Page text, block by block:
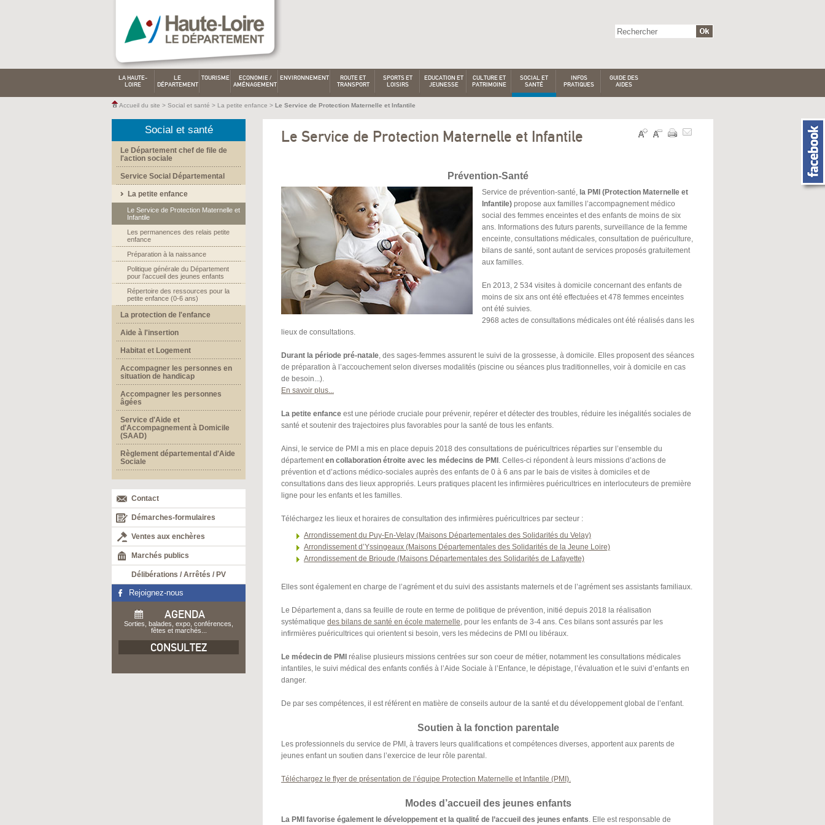
LA HAUTE-
LOIRE
LE
DÉPARTEMENT
TOURISME
ECONOMIE /
AMÉNAGEMENT
ENVIRONNEMENT
ROUTE ET
TRANSPORT
SPORTS ET
LOISIRS
EDUCATION ET
JEUNESSE
CULTURE ET
PATRIMOINE
SOCIAL ET
SANTÉ
INFOS
PRATIQUES
GUIDE DES
AIDES
Accueil du site > Social et santé > La petite enfance > Le Service de Protection Maternelle et Infantile
Social et santé
Le Département chef de file de
l'action sociale
Service Social Départemental
La petite enfance
Le Service de Protection Maternelle et
Infantile
Les permanences des relais petite
enfance
Préparation à la naissance
Politique générale du Département
pour l’accueil des jeunes enfants
Répertoire des ressources pour la
petite enfance (0-6 ans)
La protection de l'enfance
Aide à l'insertion
Habitat et Logement
Accompagner les personnes en
situation de handicap
Accompagner les personnes
âgées
Service d'Aide et
d'Accompagnement à Domicile
(SAAD)
Règlement départemental d'Aide
Sociale
Contact
Démarches-formulaires
Ventes aux enchères
Marchés publics
Délibérations / Arrêtés / PV
Rejoignez-nous
AGENDA
Sorties, balades, expo, conférences,
fêtes et marchés...
CONSULTEZ
Le Service de Protection Maternelle et Infantile
Prévention-Santé
Service de prévention-santé, la PMI (Protection Maternelle et
Infantile) propose aux familles l’accompagnement médico
social des femmes enceintes et des enfants de moins de six
ans. Informations des futurs parents, surveillance de la femme
enceinte, consultations médicales, consultation de puériculture,
bilans de santé, sont autant de services proposés gratuitement
aux familles.
En 2013, 2 534 visites à domicile concernant des enfants de
moins de six ans ont été effectuées et 478 femmes enceintes
ont été suivies.
2968 actes de consultations médicales ont été réalisés dans les
lieux de consultations.
Durant la période pré-natale, des sages-femmes assurent le suivi de la grossesse, à domicile. Elles proposent des séances
de préparation à l’accouchement selon diverses modalités (piscine ou séances plus traditionnelles, voir à domicile en cas
de besoin...).
En savoir plus...
La petite enfance est une période cruciale pour prévenir, repérer et détecter des troubles, réduire les inégalités sociales de
santé et soutenir des trajectoires plus favorables pour la santé de tous les enfants.
Ainsi, le service de PMI a mis en place depuis 2018 des consultations de puéricultrices réparties sur l’ensemble du
départementen collaboration étroite avec les médecins de PMI . Celles-ci répondent à leurs missions d’actions de
prévention et d’actions médico-sociales auprès des enfants de 0 à 6 ans par le bais de visites à domiciles et de
consultations dans des lieux appropriés. Leurs pratiques placent les infirmières puéricultrices en interlocuteurs de première
ligne pour les enfants et les familles.
Téléchargez les lieux et horaires de consultation des infirmières puéricultrices par secteur :
Arrondissement du Puy-En-Velay (Maisons Départementales des Solidarités du Velay)
Arrondissement d’Yssingeaux (Maisons Départementales des Solidarités de la Jeune Loire)
Arrondissement de Brioude (Maisons Départementales des Solidarités de Lafayette)
Elles sont également en charge de l’agrément et du suivi des assistants maternels et de l’agrément ses assistants familiaux.
Le Département a, dans sa feuille de route en terme de politique de prévention, initié depuis 2018 la réalisation
systématique des bilans de santé en école maternelle, pour les enfants de 3-4 ans. Ces bilans sont assurés par les
infirmières puéricultrices qui orientent si besoin, vers les médecins de PMI ou libéraux.
Le médecin de PMI réalise plusieurs missions centrées sur son coeur de métier, notamment les consultations médicales
infantiles, le suivi médical des enfants confiés à l’Aide Sociale à l’Enfance, le dépistage, l’évaluation et le suivi d’enfants en
danger.
De par ses compétences, il est référent en matière de conseils autour de la santé et du développement global de l’enfant.
Soutien à la fonction parentale
Les professionnels du service de PMI, à travers leurs qualifications et compétences diverses, apportent aux parents de
jeunes enfant un soutien dans l’exercice de leur rôle parental.
Téléchargez le flyer de présentation de l’équipe Protection Maternelle et Infantile (PMI).
Modes d’accueil des jeunes enfants
La PMI favorise également le développement et la qualité de l’accueil des jeunes enfants. Elle est responsable de